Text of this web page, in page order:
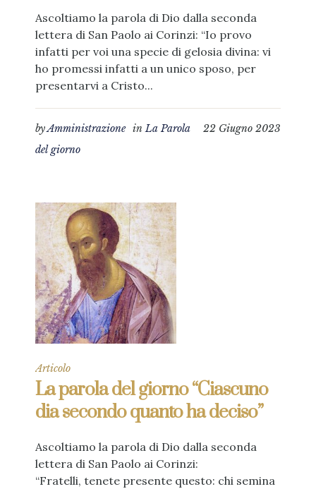
Ascoltiamo la parola di Dio dalla seconda
lettera di San Paolo ai Corinzi: “Io provo
infatti per voi una specie di gelosia divina: vi
ho promessi infatti a un unico sposo, per
presentarvi a Cristo...
22 Giugno 2023
byAmministrazione inLa Parola
del giorno
Articolo
La parola del giorno “Ciascuno
dia secondo quanto ha deciso”
Ascoltiamo la parola di Dio dalla seconda
lettera di San Paolo ai Corinzi:
“Fratelli, tenete presente questo: chi semina